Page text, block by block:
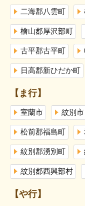
二海郡八雲町
檜山郡厚沢部町
古平郡古平町
日高郡新ひだか町
【ま行】
室蘭市 紋別市
松前郡福島町
紋別郡湧別町
紋別郡西興部村
【や行】